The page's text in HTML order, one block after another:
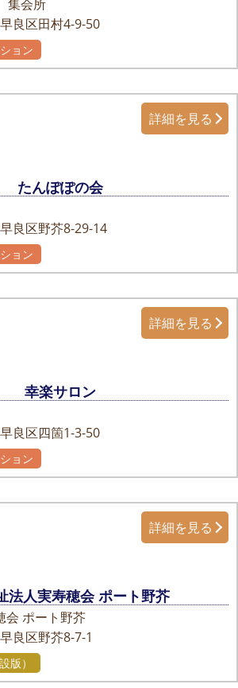
集会所
良区田村4-9-50
ョン
たんぽぽの会
良区野芥8-29-14
詳細を見る
ョン
幸楽サロン
良区四箇1-3-50
詳細を見る
ョン
法人実寿穂会 ポート野芥
会 ポート野芥
良区野芥8-7-1
詳細を見る
版）